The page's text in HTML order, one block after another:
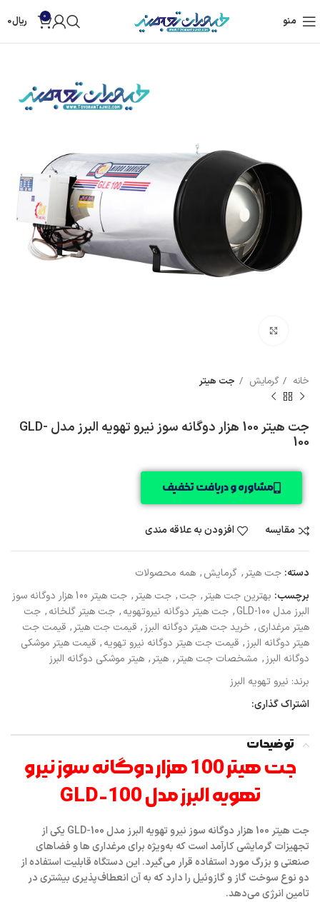
منو 0 ریال0
خانه گرمایش جت هیتر
جت هیتر 100 هزار دوگانه سوز نیرو تهویه البرز مدل GLD-
100
مشاوره و دریافت تخفیف
مقایسه افزودن به علاقه مندی
دسته: جت هیتر , گرمایش, همه محصولات
برچسب: بهترین جت هیتر , جت, جت هیتر ,
جت هیتر 100 هزار دوگانه سوز
البرز مدل GLD-100
, جت هیتر دوگانه نیروتهویه, جت هیتر گلخانه, جت
هیتر مرغداری, خرید جت هیتر دوگانه البرز, قیمت جت هیتر , قیمت جت
هیتر دوگانه البرز, قیمت جت هیتر دوگانه نیرو تهویه, قیمت هیتر موشکی
دوگانه البرز, مشخصات جت هیتر , هیتر , هیتر موشکی دوگانه البرز
برند: نیرو تهویه البرز
اشتراک گذاری:
توضیحات
جت هیتر 100 هزار دوگانه سوز نیرو
تهویه البرز مدل GLD-100
جت هیتر 100 هزار دوگانه سوز نیرو تهویه البرز مدل GLD-100 یکی از
تجهیزات گرمایشی کارآمد است که به‌ویژه برای مرغداری ها و فضاهای
صنعتی و بزرگ مورد استفاده قرار می‌گیرد. این دستگاه قابلیت استفاده از
دو نوع سوخت گاز و گازوئیل را دارد که به آن انعطاف‌پذیری بیشتری در
تامین انرژی می‌دهد.